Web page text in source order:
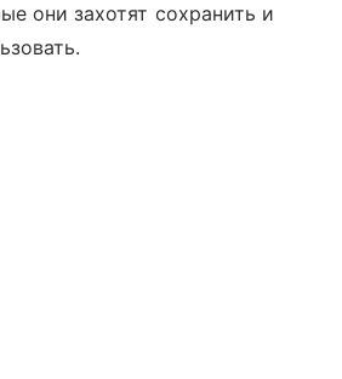
они захотят сохранить и